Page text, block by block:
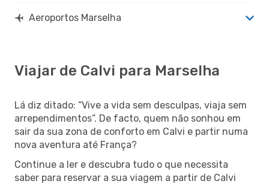
Aeroportos Marselha
Viajar de Calvi para Marselha
Lá diz ditado: “Vive a vida sem desculpas, viaja sem
arrependimentos”. De facto, quem não sonhou em
sair da sua zona de conforto em Calvi e partir numa
nova aventura até França?
Continue a ler e descubra tudo o que necessita
saber para reservar a sua viagem a partir de Calvi